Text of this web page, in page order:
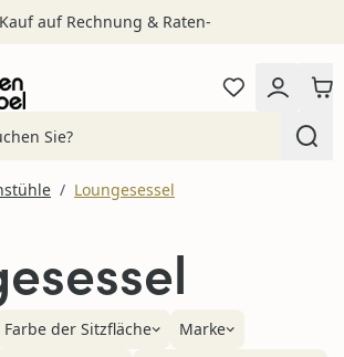
Kauf auf Rechnung & Raten-
/ Loungesessel
Farbe der Sitzfläche
Marke